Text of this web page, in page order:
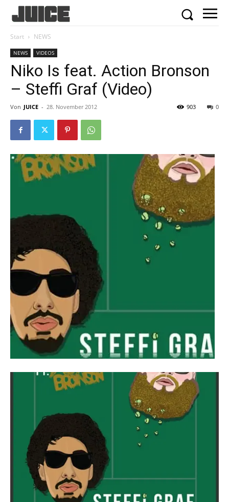
Start NEWS
NEWS VIDEOS
Niko Is feat. Action Bronson
– Steffi Graf (Video)
Von JUICE - 28. November 2012 0
903